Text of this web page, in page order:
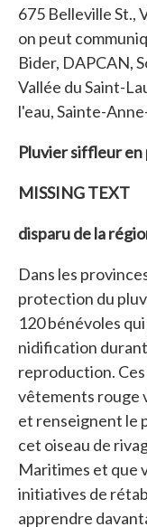
675 Belleville St.,
on peut
Bider, DAPCAN,
Vallée du Saint-
l'eau, Sainte-
Pluvier siffleur en
MISSING TEXT
disparu de la
Dans les
protection du
120 bénévoles
nidification
reproduction.
vêtements rouge
et renseignent le
cet oiseau de
Maritimes et que
initiatives de
apprendre